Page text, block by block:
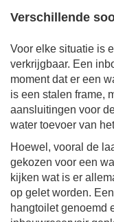
Verschillende
Voor elke situatie is
verkrijgbaar. Een
moment dat er een
is een stalen frame,
aansluitingen voor
water toevoer van
Hoewel, vooral de
gekozen voor een
kijken wat is er
op gelet worden.
hangtoilet genoemd